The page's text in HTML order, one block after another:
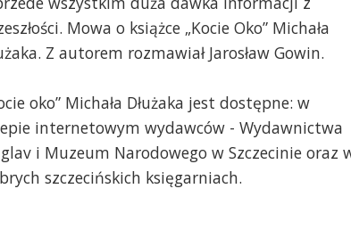
Mowa o książce „Kocie Oko” Michała
Z autorem rozmawiał Jarosław Gowin.
oko” Michała Dłużaka jest dostępne: w
internetowym wydawców - Wydawnictwa
i Muzeum Narodowego w Szczecinie oraz
szczecińskich księgarniach.